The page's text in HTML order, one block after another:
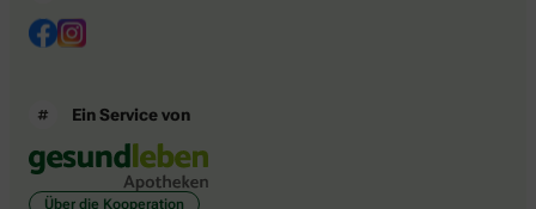
Ein Service von
Über die Kooperation